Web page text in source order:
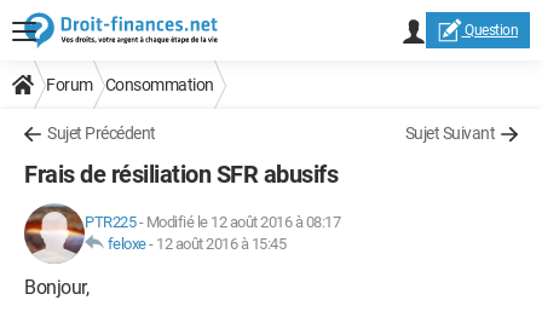
Question
Forum Consommation
Sujet Précédent Sujet Suivant
Frais de résiliation SFR abusifs
PTR225- Modifié le 12 août 2016 à 08:17
feloxe- 12 août 2016 à 15:45
Bonjour,